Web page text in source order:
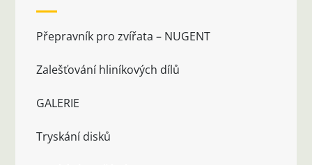
Přepravník pro zvířata – NUGENT
Zalešťování hliníkových dílů
GALERIE
Tryskání disků